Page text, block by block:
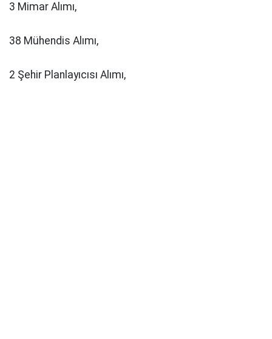
3 Mimar Alımı,
38 Mühendis Alımı,
2 Şehir Planlayıcısı Alımı,